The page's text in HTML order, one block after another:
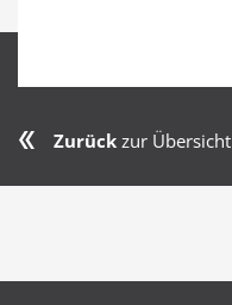
Zurück zur Übersicht